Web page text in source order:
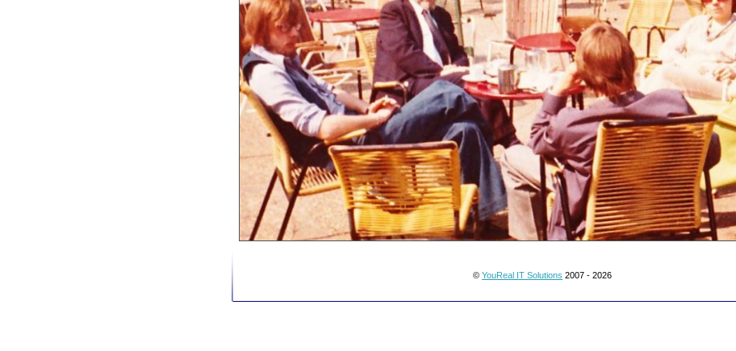
© YouReal IT Solutions 2007 - 2026